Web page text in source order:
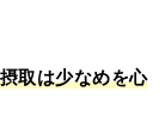
取は少なめを心